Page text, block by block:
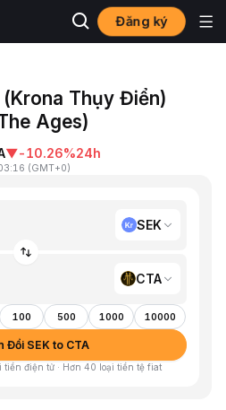
Đăng ký
(Krona Thụy Điển)
Ages)
▼-10.26%24h
(GMT+0)
SEK
CTA
100 500 1000 10000
Đổi SEK to CTA
tiền điện tử · Hơn 40 loại tiền tệ fiat